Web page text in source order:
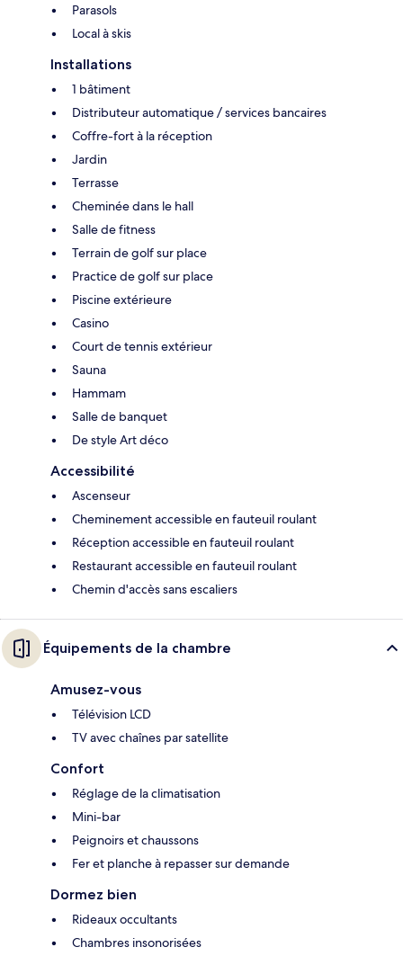
Parasols
Local à skis
Installations
1 bâtiment
Distributeur automatique / services bancaires
Coffre-fort à la réception
Jardin
Terrasse
Cheminée dans le hall
Salle de fitness
Terrain de golf sur place
Practice de golf sur place
Piscine extérieure
Casino
Court de tennis extérieur
Sauna
Hammam
Salle de banquet
De style Art déco
Accessibilité
Ascenseur
Cheminement accessible en fauteuil roulant
Réception accessible en fauteuil roulant
Restaurant accessible en fauteuil roulant
Chemin d'accès sans escaliers
Équipements de la chambre
Amusez-vous
Télévision LCD
TV avec chaînes par satellite
Confort
Réglage de la climatisation
Mini-bar
Peignoirs et chaussons
Fer et planche à repasser sur demande
Dormez bien
Rideaux occultants
Chambres insonorisées